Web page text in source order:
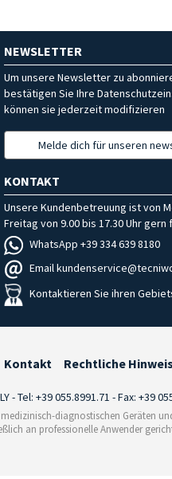
NEWSLETTER
Um unsere Newsletter zu
bestätigen Sie Ihre
können sie jederzeit modifizieren
Melde dich für unseren
KONTAKT
Unsere Kundenbetreuung ist von
Freitag von 9.00 bis 17.30 Uhr gern
WhatsApp +39 334 639 8180
Email
Kontaktieren Sie ihren
Kontakt Rechtliche
Tel: +39 055.8991.71 - Fax: +39
diagnostischen Geräten
an professionelle Anwender